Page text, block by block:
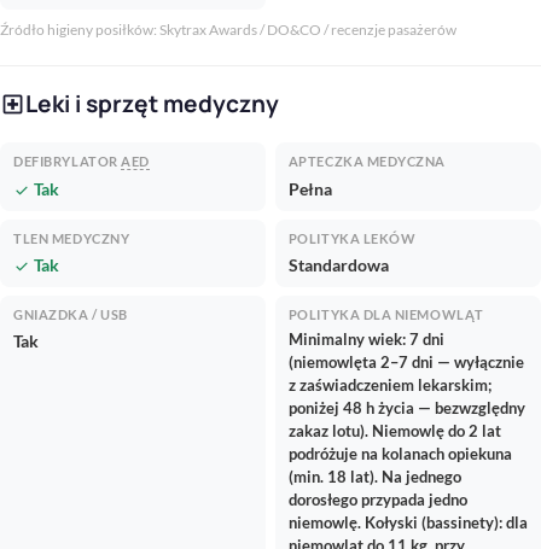
Źródło higieny posiłków: Skytrax Awards / DO&CO / recenzje pasażerów
local_hospitalLeki i sprzęt medyczny
DEFIBRYLATORAED
check Tak
APTECZKA MEDYCZNA
Pełna
TLEN MEDYCZNY
check Tak
POLITYKA LEKÓW
Standardowa
GNIAZDKA / USB
Tak
POLITYKA DLA NIEMOWLĄT
Minimalny wiek: 7 dni
(niemowlęta 2–7 dni — wyłącznie
z zaświadczeniem lekarskim;
poniżej 48 h życia — bezwzględny
zakaz lotu). Niemowlę do 2 lat
podróżuje na kolanach opiekuna
(min. 18 lat). Na jednego
dorosłego przypada jedno
niemowlę. Kołyski (bassinety): dla